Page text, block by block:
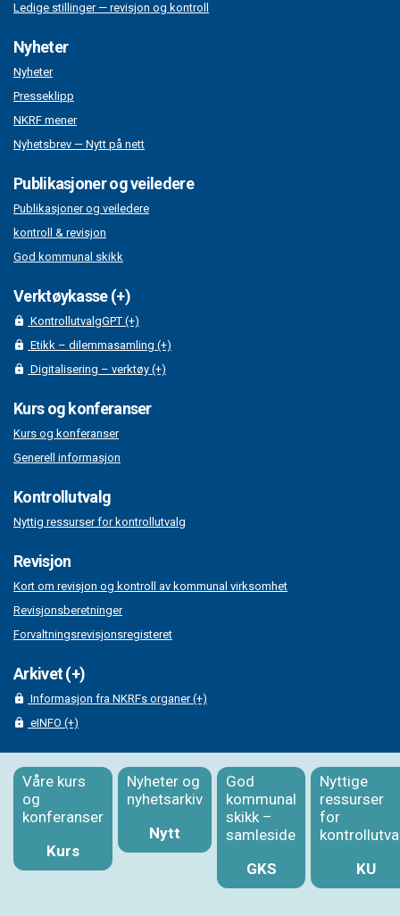
Ledige stillinger — revisjon og kontroll
Nyheter
Nyheter
Presseklipp
NKRF mener
Nyhetsbrev — Nytt på nett
Publikasjoner og veiledere
Publikasjoner og veiledere
kontroll & revisjon
God kommunal skikk
Verktøykasse (+)
KontrollutvalgGPT (+)
Etikk – dilemmasamling (+)
Digitalisering – verktøy (+)
Kurs og konferanser
Kurs og konferanser
Generell informasjon
Kontrollutvalg
Nyttig ressurser for kontrollutvalg
Revisjon
Kort om revisjon og kontroll av kommunal virksomhet
Revisjonsberetninger
Forvaltningsrevisjonsregisteret
Arkivet (+)
Informasjon fra NKRFs organer (+)
eINFO (+)
Våre kurs
og
konferanser
Kurs
Nyheter og
nyhetsarkiv
Nytt
God
kommunal
skikk –
samleside
GKS
Nyttige
ressurser
for
KU